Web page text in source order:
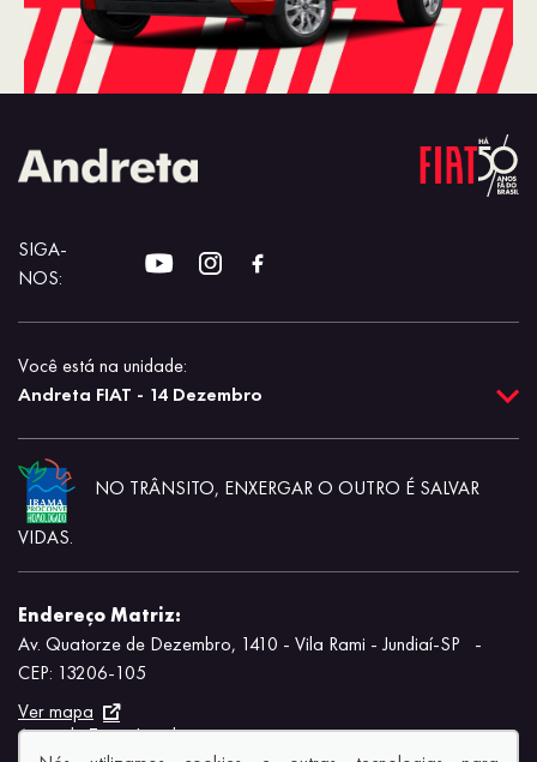
SIGA-
NOS:
Você está na unidade:
Andreta FIAT - 14 Dezembro
NO TRÂNSITO, ENXERGAR O OUTRO É SALVAR
VIDAS.
Endereço Matriz:
Av. Quatorze de Dezembro, 1410 - Vila Rami - Jundiaí-SP
-
CEP: 13206-105
Ver mapa
Aviso de Texto Legal